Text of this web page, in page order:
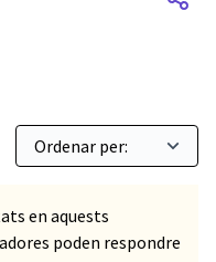
en aquests
poden respondre